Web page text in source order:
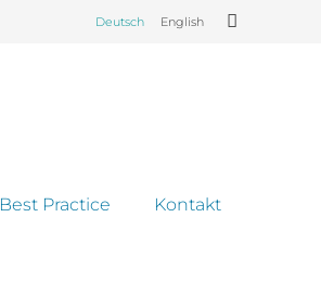
Deutsch English
Best Practice Kontakt